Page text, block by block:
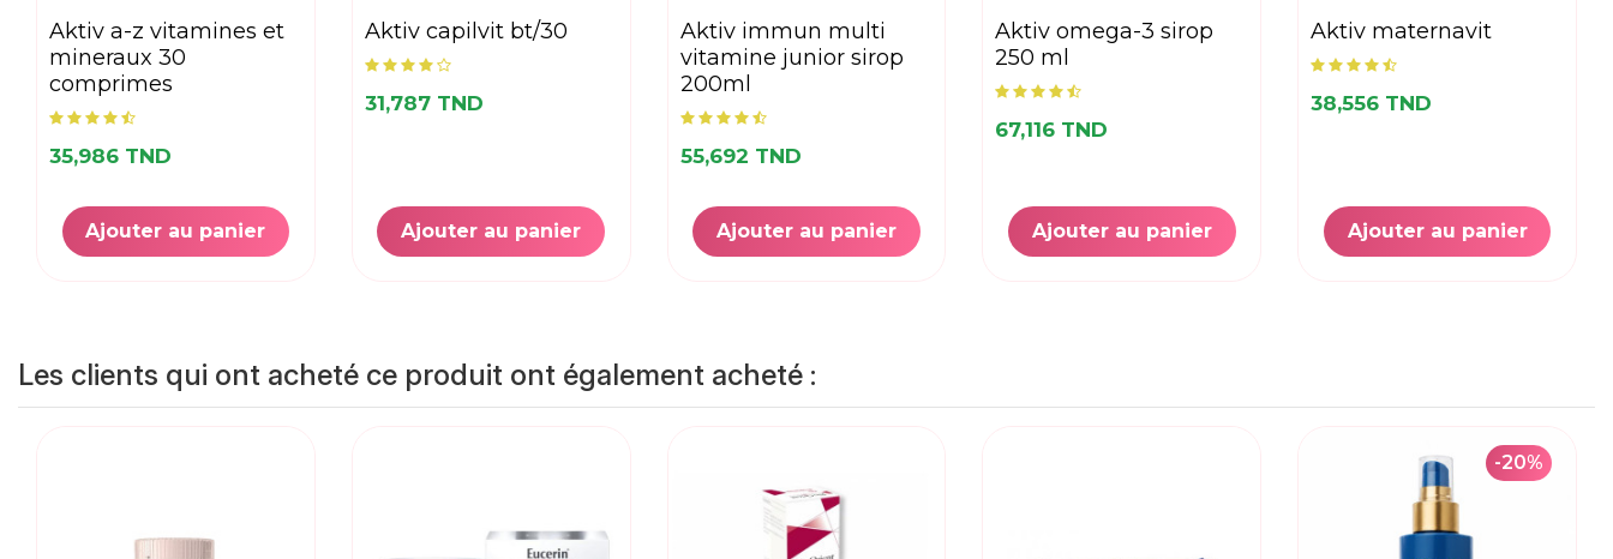
aktiv a-z vitamines et
mineraux 30
comprimes
35,986 TND
Ajouter au panier
aktiv capilvit bt/30
31,787 TND
Ajouter au panier
aktiv immun multi
vitamine junior sirop
200ml
55,692 TND
Ajouter au panier
aktiv omega-3 sirop
250 ml
67,116 TND
Ajouter au panier
aktiv maternavit
38,556 TND
Ajouter au panier
Les clients qui ont acheté ce produit ont également acheté :
-20%